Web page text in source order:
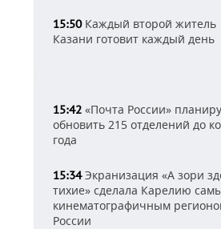
15:50Каждый второй житель
Казани готовит каждый день
15:42 «Почта России»
обновить 215 отделений до
года
15:34Экранизация «А зори
тихие» сделала Карелию
кинематографичным
России